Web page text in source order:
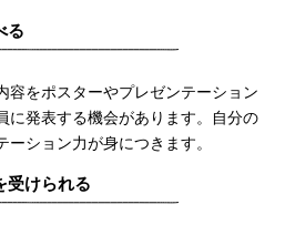
る
容をポスターやプレゼンテーション
に発表する機会があります。自分の
ション力が身につきます。
受けられる